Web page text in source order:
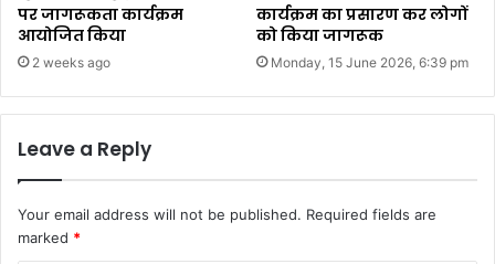
पर जागरूकता कार्यक्रम
आयोजित किया
2 weeks ago
कार्यक्रम का प्रसारण कर लोगों
को किया जागरूक
Monday, 15 June 2026, 6:39 pm
Leave a Reply
Your email address will not be published. Required fields are
marked *